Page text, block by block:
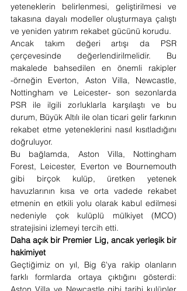
yeteneklerin belirlenmesi, geliştirilmesi ve
takasına dayalı modeller oluşturmaya çalıştı
ve yeniden yatırım rekabet gücünü korudu.
Ancak takım değeri artışı da PSR
çerçevesinde değerlendirilmelidir. Bu
makalede bahsedilen en önemli rakipler
-örneğin Everton, Aston Villa, Newcastle,
Nottingham ve Leicester- son sezonlarda
PSR ile ilgili zorluklarla karşılaştı ve bu
durum, Büyük Altılı ile olan ticari gelir farkının
rekabet etme yeteneklerini nasıl kısıtladığını
doğruluyor.
Bu bağlamda, Aston Villa, Nottingham
Forest, Leicester, Everton ve Bournemouth
gibi birçok kulüp, üretken yetenek
havuzlarının kısa ve orta vadede rekabet
etmenin en etkili yolu olarak kabul edilmesi
nedeniyle çok kulüplü mülkiyet (MCO)
stratejisini izlemeyi tercih etti.
Daha açık bir Premier Lig, ancak yerleşik bir
hakimiyet
Geçtiğimiz on yıl, Big 6'ya rakip olanların
farklı formlarda ortaya çıktığını gösterdi: